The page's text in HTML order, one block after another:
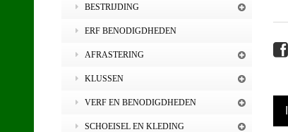
BESTRIJDING
ERF BENODIGDHEDEN
AFRASTERING
KLUSSEN
VERF EN BENODIGDHEDEN
SCHOEISEL EN KLEDING